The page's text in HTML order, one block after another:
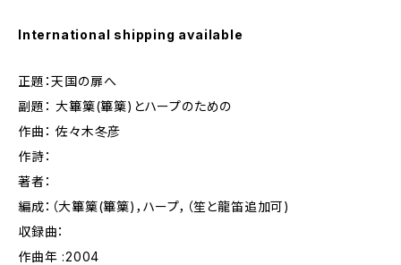
International shipping available
正題：天国の扉へ
副題： 大篳篥(篳篥)とハープのための
作曲： 佐々木冬彦
作詩：
著者：
編成：（大篳篥(篳篥)，ハープ，（笙と龍笛追加可)
収録曲：
作曲年 :2004